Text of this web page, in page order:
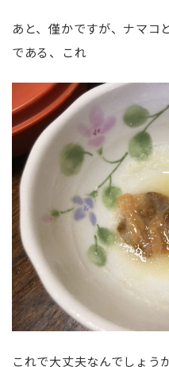
あと、僅かですが、ナマコ
である、これ
これで大丈夫なんでしょう